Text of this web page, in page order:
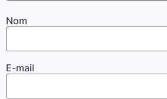
Nom
E-mail